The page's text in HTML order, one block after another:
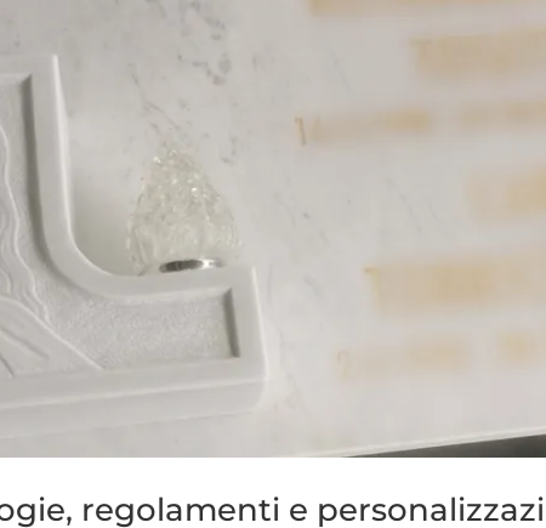
regolamenti e